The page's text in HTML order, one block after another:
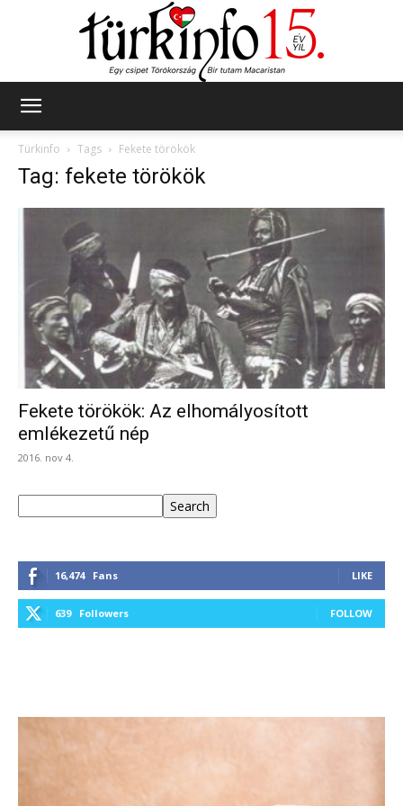
Türkinfo
Tags Fekete törökök
Tag: fekete törökök
Fekete törökök: Az elhomályosított
emlékezetű nép
2016. nov 4.
Search
16,474 Fans LIKE
639 Followers FOLLOW